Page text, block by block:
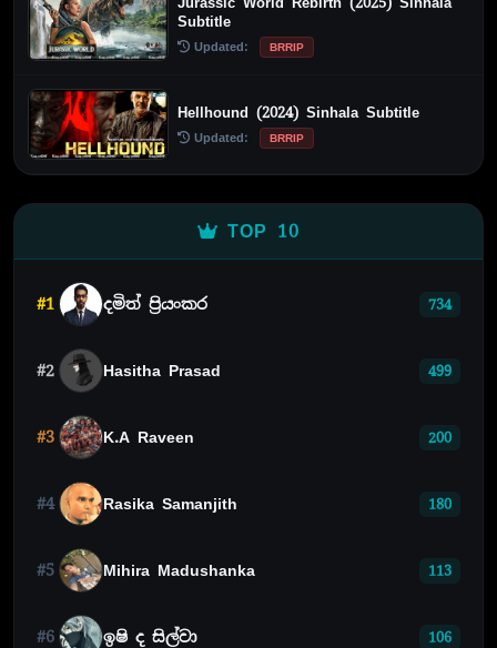
Subtitle
Updated: BRRIP
Hellhound (2024) Sinhala Subtitle
Updated: BRRIP
TOP 10
#1 දමිත් ප්‍රියංකර 734
#2 Hasitha Prasad 499
#3 K.A Raveen 200
#4 Rasika Samanjith 180
#5 Mihira Madushanka 113
#6 ඉෂි ද සිල්වා 106